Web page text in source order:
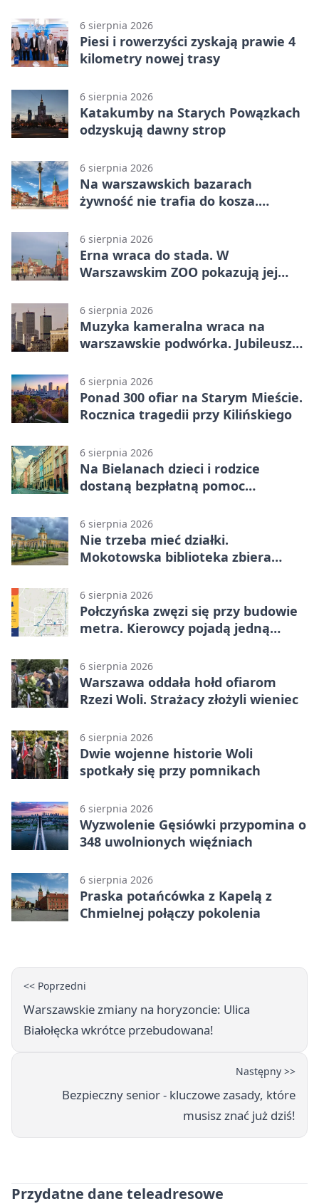
6 sierpnia 2026
Piesi i rowerzyści zyskają prawie 4
kilometry nowej trasy
6 sierpnia 2026
Katakumby na Starych Powązkach
odzyskują dawny strop
6 sierpnia 2026
Na warszawskich bazarach
żywność nie trafia do kosza.
6 sierpnia 2026
Erna wraca do stada. W
Warszawskim ZOO pokazują jej
6 sierpnia 2026
Muzyka kameralna wraca na
warszawskie podwórka. Jubileusz
6 sierpnia 2026
Ponad 300 ofiar na Starym Mieście.
Rocznica tragedii przy Kilińskiego
6 sierpnia 2026
Na Bielanach dzieci i rodzice
dostaną bezpłatną pomoc
6 sierpnia 2026
Nie trzeba mieć działki.
Mokotowska biblioteka zbiera
6 sierpnia 2026
Połczyńska zwęzi się przy budowie
metra. Kierowcy pojadą jedną
6 sierpnia 2026
Warszawa oddała hołd ofiarom
Rzezi Woli. Strażacy złożyli wieniec
6 sierpnia 2026
Dwie wojenne historie Woli
spotkały się przy pomnikach
6 sierpnia 2026
Wyzwolenie Gęsiówki przypomina o
348 uwolnionych więźniach
6 sierpnia 2026
Praska potańcówka z Kapelą z
Chmielnej połączy pokolenia
<< Poprzedni
Warszawskie zmiany na horyzoncie: Ulica
Białołęcka wkrótce przebudowana!
Następny >>
Bezpieczny senior - kluczowe zasady, które
musisz znać już dziś!
Przydatne dane teleadresowe